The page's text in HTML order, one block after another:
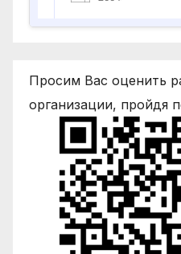
Просим Вас оценить
организации, пройдя